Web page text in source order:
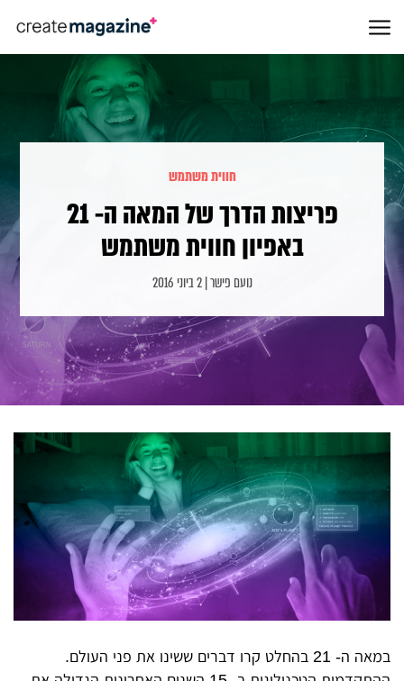
חווית משתמש
פריצות הדרך של המאה ה- 21
באפיון חווית משתמש
נועם פישר | 2 ביוני 2016
במאה ה- 21 בהחלט קרו דברים ששינו את פני העולם.